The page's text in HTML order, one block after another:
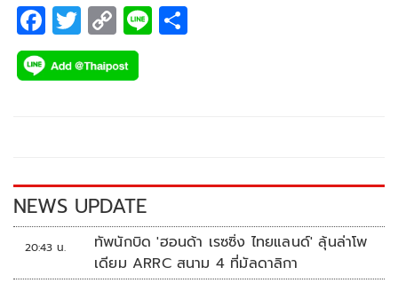
F
ac
e
k
T
wi
tt
C
o
p
k
Li
NEWS UPDATE
20:43 น.
ทัพนักบิด 'ฮอนด้า เรซซิ่ง ไทยแลนด์' ลุ้นล่าโพ
เดียม ARRC สนาม 4 ที่มัลดาลิกา